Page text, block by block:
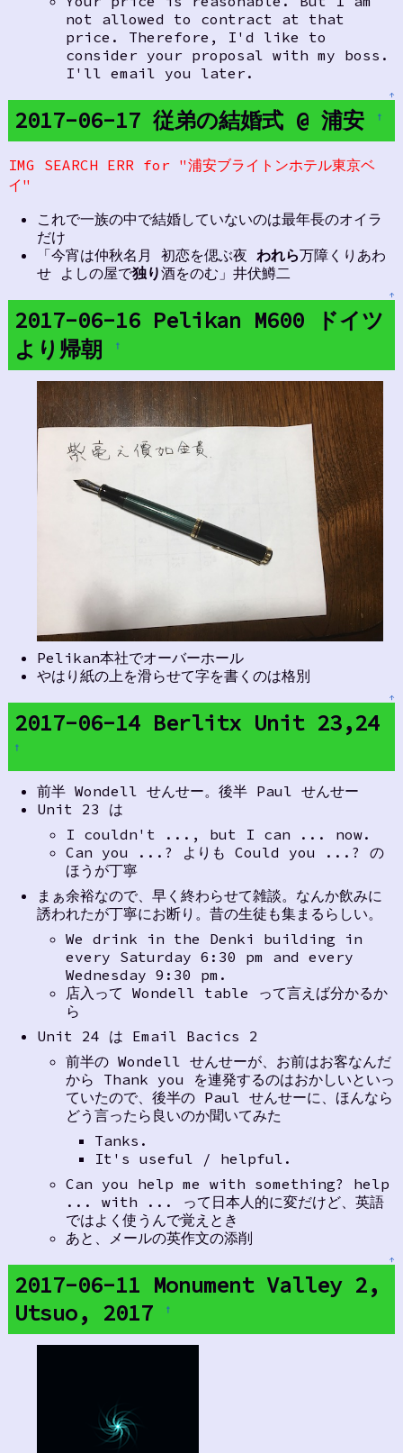
not allowed to contract at that
price. Therefore, I'd like to
consider your proposal with my boss.
I'll email you later.
↑
2017-06-17 従弟の結婚式 @ 浦安 †
IMG SEARCH ERR for "浦安ブライトンホテル東京ベ
イ"
これで一族の中で結婚していないのは最年長のオイラ
だけ
「今宵は仲秋名月 初恋を偲ぶ夜 われら万障くりあわ
せ よしの屋で独り酒をのむ」井伏鱒二
↑
2017-06-16 Pelikan M600 ドイツ
より帰朝
†
Pelikan本社でオーバーホール
やはり紙の上を滑らせて字を書くのは格別
↑
2017-06-14 Berlitx Unit 23,24
†
前半 Wondell せんせー。後半 Paul せんせー
Unit 23 は
I couldn't ..., but I can ... now.
Can you ...? よりも Could you ...? の
ほうが丁寧
まぁ余裕なので、早く終わらせて雑談。なんか飲みに
誘われたが丁寧にお断り。昔の生徒も集まるらしい。
We drink in the Denki building in
every Saturday 6:30 pm and every
Wednesday 9:30 pm.
店入って Wondell table って言えば分かるか
ら
Unit 24 は Email Bacics 2
前半の Wondell せんせーが、お前はお客なんだ
から Thank you を連発するのはおかしいといっ
ていたので、後半の Paul せんせーに、ほんなら
どう言ったら良いのか聞いてみた
Tanks.
It's useful / helpful.
Can you help me with something? help
... with ... って日本人的に変だけど、英語
ではよく使うんで覚えとき
あと、メールの英作文の添削
↑
2017-06-11 Monument Valley 2,
Utsuo, 2017
†